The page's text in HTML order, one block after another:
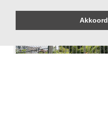
Akkoord